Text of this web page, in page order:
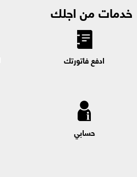
خدمات من اجلك
ادفع فاتورتك
حسابي